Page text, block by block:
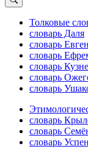
Толковые
словарь Даля
словарь
словарь
словарь
словарь
словарь
словарь
словарь
словарь